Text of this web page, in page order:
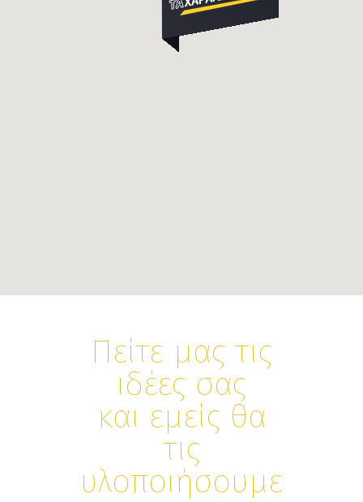
Πείτε μας τις
ιδέες σας
και εμείς θα
τις
υλοποιήσουμε